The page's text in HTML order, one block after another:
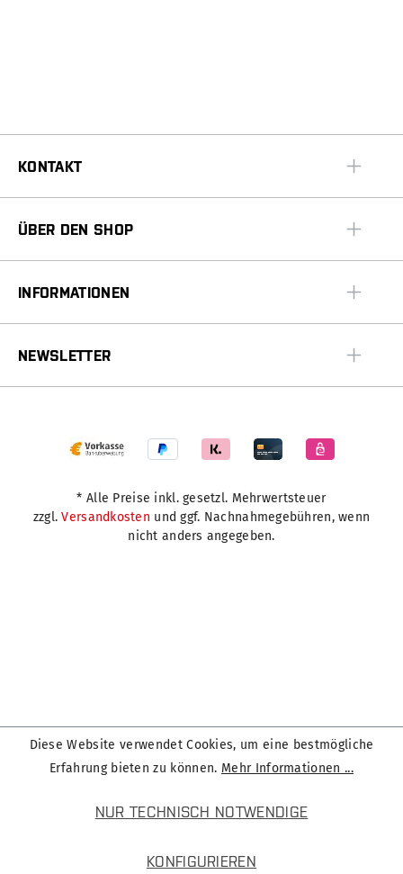
KONTAKT
ÜBER DEN SHOP
INFORMATIONEN
NEWSLETTER
* Alle Preise inkl. gesetzl. Mehrwertsteuer
zzgl.Versandkosten und ggf. Nachnahmegebühren, wenn
nicht anders angegeben.
Diese Website verwendet Cookies, um eine bestmögliche
Erfahrung bieten zu können. Mehr Informationen ...
NUR TECHNISCH NOTWENDIGE
KONFIGURIEREN